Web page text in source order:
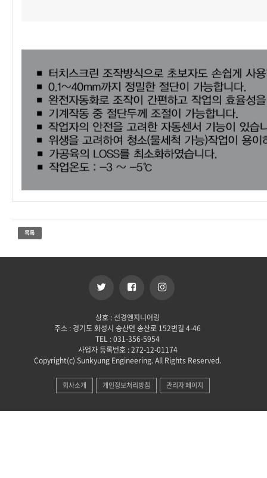
상호 : 선경엔지니어링
주소 : 경기도 화성시 송산면 송산로 152번길 4-46
TEL : 031-356-5954
사업자 등록번호 : 272-12-01174
Copyright(c) Sunkyung Engineering. All Rights Reserved.
회사소개 개인정보처리방침 관리자 페이지